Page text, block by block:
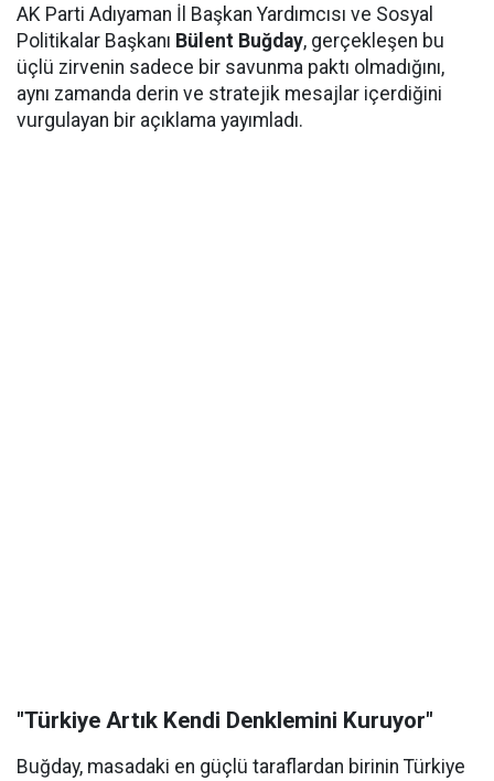
AK Parti Adıyaman İl Başkan Yardımcısı ve Sosyal
Politikalar Başkanı Bülent Buğday, gerçekleşen bu
üçlü zirvenin sadece bir savunma paktı olmadığını,
aynı zamanda derin ve stratejik mesajlar içerdiğini
vurgulayan bir açıklama yayımladı.
"Türkiye Artık Kendi Denklemini Kuruyor"
Buğday, masadaki en güçlü taraflardan birinin Türkiye